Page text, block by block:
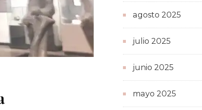
agosto 2025
julio 2025
junio 2025
mayo 2025